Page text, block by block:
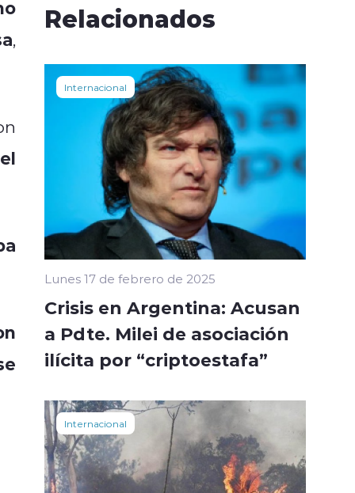
,
Relacionados
Internacional
Lunes 17 de febrero de 2025
Crisis en Argentina: Acusan
a Pdte. Milei de asociación
ilícita por “criptoestafa”
Internacional